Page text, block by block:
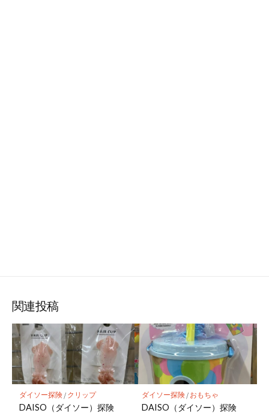
関連投稿
ダイソー探険/ クリップ
DAISO（ダイソー）探険
ダイソー探険/ おもちゃ
DAISO（ダイソー）探険